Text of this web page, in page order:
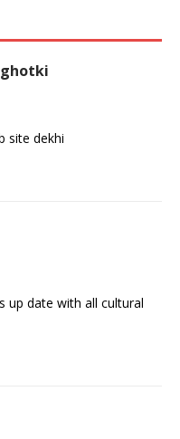
ghotki
site dekhi
up date with all cultural